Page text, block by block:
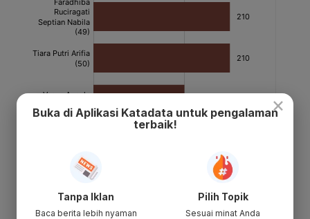
×
Buka di Aplikasi Katadata untuk pengalaman
terbaik!
Tanpa Iklan
Baca berita lebih nyaman
Pilih Topik
Sesuai minat Anda